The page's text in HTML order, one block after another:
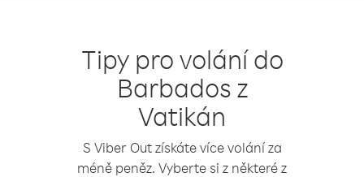
Tipy pro volání do
Barbados z
Vatikán
S Viber Out získáte více volání za
méně peněz. Vyberte si z některé z